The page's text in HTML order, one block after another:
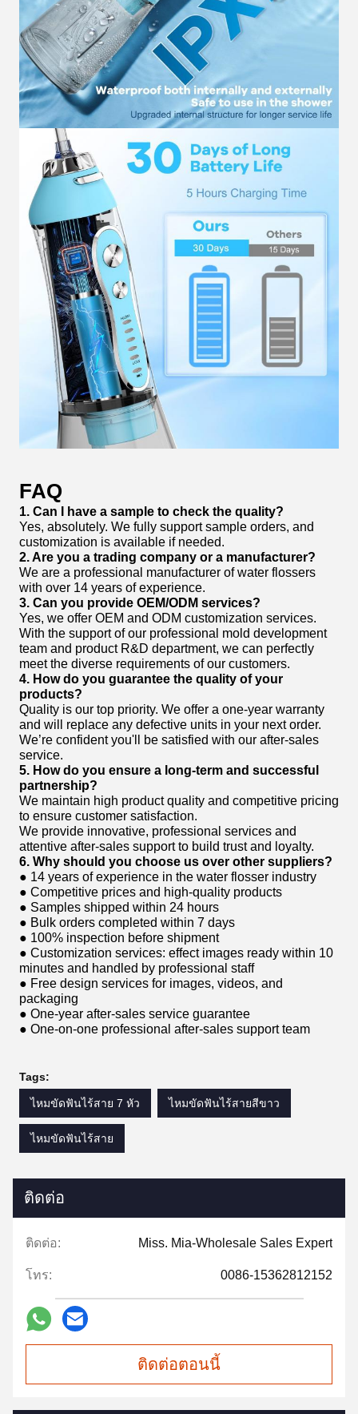
FAQ
1. Can I have a sample to check the quality?
Yes, absolutely. We fully support sample orders, and
customization is available if needed.
2. Are you a trading company or a manufacturer?
We are a professional manufacturer of water flossers
with over 14 years of experience.
3. Can you provide OEM/ODM services?
Yes, we offer OEM and ODM customization services.
With the support of our professional mold development
team and product R&D department, we can perfectly
meet the diverse requirements of our customers.
4. How do you guarantee the quality of your
products?
Quality is our top priority. We offer a one-year warranty
and will replace any defective units in your next order.
We’re confident you'll be satisfied with our after-sales
service.
5. How do you ensure a long-term and successful
partnership?
We maintain high product quality and competitive pricing
to ensure customer satisfaction.
We provide innovative, professional services and
attentive after-sales support to build trust and loyalty.
6. Why should you choose us over other suppliers?
● 14 years of experience in the water flosser industry
● Competitive prices and high-quality products
● Samples shipped within 24 hours
● Bulk orders completed within 7 days
● 100% inspection before shipment
● Customization services: effect images ready within 10
minutes and handled by professional staff
● Free design services for images, videos, and
packaging
● One-year after-sales service guarantee
● One-on-one professional after-sales support team
Tags:
ไหมขัดฟันไร้สาย 7 หัว ไหมขัดฟันไร้สายสีขาว
ไหมขัดฟันไร้สาย
ติดต่อ
ติดต่อ: Miss. Mia-Wholesale Sales Expert
โทร: 0086-15362812152
ติดต่อตอนนี้